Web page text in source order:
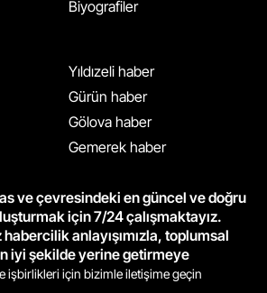
Biyografiler
Yıldızeli haber
Gürün haber
Gölova haber
Gemerek haber
ve çevresindeki en güncel ve doğru
için 7/24 çalışmaktayız.
habercilik anlayışımızla, toplumsal
iyi şekilde yerine getirmeye
işbirlikleri için bizimle iletişime geçin